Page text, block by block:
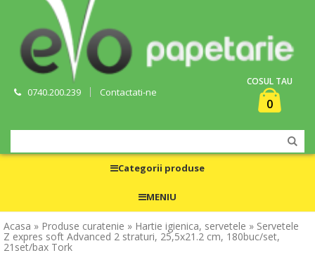
0740.200.239 Contactati-ne
COSUL TAU
0
Categorii produse
MENIU
Acasa » Produse curatenie » Hartie igienica, servetele » Servetele
Z expres soft Advanced 2 straturi, 25,5x21.2 cm, 180buc/set,
21set/bax Tork